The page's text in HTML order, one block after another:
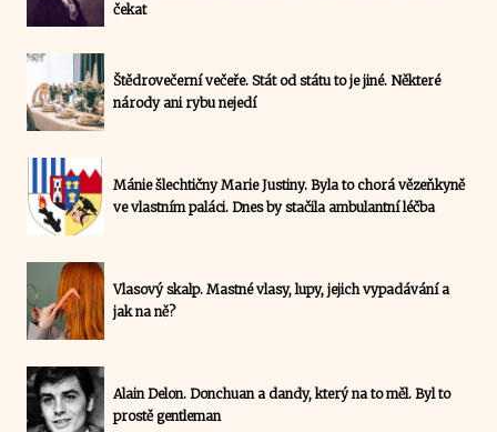
čekat
Štědrovečerní večeře. Stát od státu to je jiné. Některé
národy ani rybu nejedí
Mánie šlechtičny Marie Justiny. Byla to chorá vězeňkyně
ve vlastním paláci. Dnes by stačila ambulantní léčba
Vlasový skalp. Mastné vlasy, lupy, jejich vypadávání a
jak na ně?
Alain Delon. Donchuan a dandy, který na to měl. Byl to
prostě gentleman